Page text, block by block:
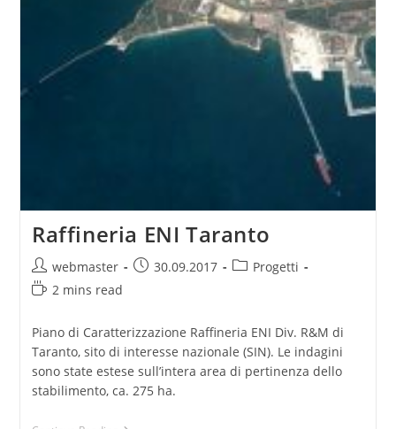
Raffineria ENI Taranto
Post
author:
webmaster
Post30.09.2017
PostProgetti
Reading
2 mins read
Piano di Caratterizzazione Raffineria ENI Div. R&M di
Taranto, sito di interesse nazionale (SIN). Le indagini
sono state estese sull’intera area di pertinenza dello
stabilimento, ca. 275 ha.